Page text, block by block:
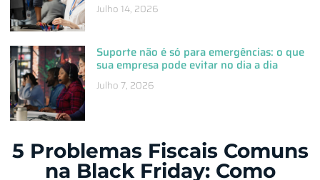
5 Problemas Fiscais Comuns
na Black Friday: Como
Julho 14, 2026
Suporte não é só para emergências: o que
sua empresa pode evitar no dia a dia
Julho 7, 2026